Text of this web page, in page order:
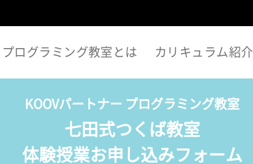
プログラミング教室とは カリキュラム紹介
KOOVパートナー プログラミング教室
七田式つくば教室
体験授業お申し込みフォーム